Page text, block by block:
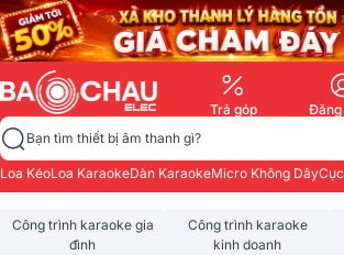
Trả góp Đăng
Bạn tìm thiết bị âm thanh gì?
Loa KéoLoa KaraokeDàn KaraokeMicro Không Dây
Công trình karaoke gia
đình
Công trình karaoke
kinh doanh